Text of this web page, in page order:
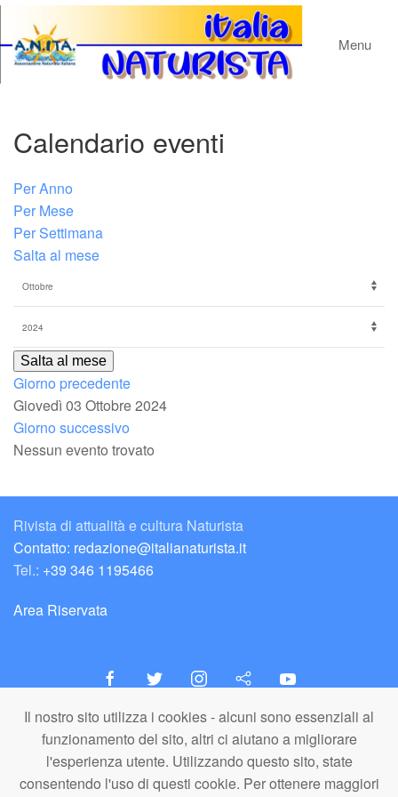
Il nostro sito utilizza i cookies - alcuni sono essenziali al
funzionamento del sito, altri ci aiutano a migliorare
l'esperienza utente. Utilizzando questo sito, state
consentendo l'uso di questi cookie. Per ottenere maggiori
Menu
Calendario eventi
Per Anno
Per Mese
Per Settimana
Salta al mese
Salta al mese
Giorno precedente
Giovedì 03 Ottobre 2024
Giorno successivo
Nessun evento trovato
Rivista di attualità e cultura Naturista
Contatto: redazione@italianaturista.it
Tel.: +39 346 1195466
Area Riservata
italiaNATURISTA
Editore e Redazione
A.N.ITA. Associazione Naturista Italiana (APS)
C.F. 80203710159